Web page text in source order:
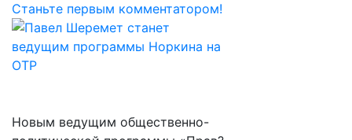
Станьте первым комментатором!
Новым ведущим общественно-